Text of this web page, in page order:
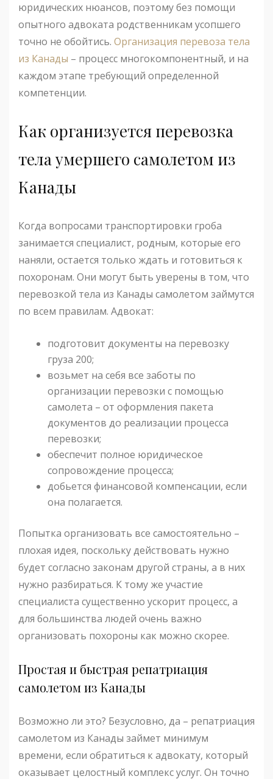
юридических нюансов, поэтому без помощи
опытного адвоката родственникам усопшего
точно не обойтись. Организация перевоза тела
из Канады – процесс многокомпонентный, и на
каждом этапе требующий определенной
компетенции.
Как организуется перевозка
тела умершего самолетом из
Канады
Когда вопросами транспортировки гроба
занимается специалист, родным, которые его
наняли, остается только ждать и готовиться к
похоронам. Они могут быть уверены в том, что
перевозкой тела из Канады самолетом займутся
по всем правилам. Адвокат:
подготовит документы на перевозку
груза 200;
возьмет на себя все заботы по
организации перевозки с помощью
самолета – от оформления пакета
документов до реализации процесса
перевозки;
обеспечит полное юридическое
сопровождение процесса;
добьется финансовой компенсации, если
она полагается.
Попытка организовать все самостоятельно –
плохая идея, поскольку действовать нужно
будет согласно законам другой страны, а в них
нужно разбираться. К тому же участие
специалиста существенно ускорит процесс, а
для большинства людей очень важно
организовать похороны как можно скорее.
Простая и быстрая репатриация
самолетом из Канады
Возможно ли это? Безусловно, да – репатриация
самолетом из Канады займет минимум
времени, если обратиться к адвокату, который
оказывает целостный комплекс услуг. Он точно